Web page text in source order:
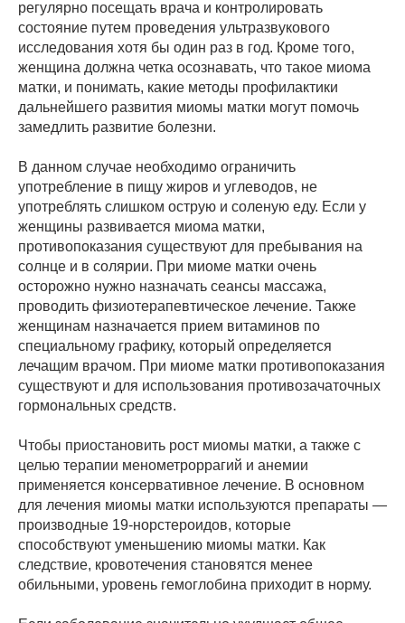
регулярно посещать врача и контролировать
состояние путем проведения ультразвукового
исследования хотя бы один раз в год. Кроме того,
женщина должна четка осознавать, что такое миома
матки, и понимать, какие методы профилактики
дальнейшего развития миомы матки могут помочь
замедлить развитие болезни.
В данном случае необходимо ограничить
употребление в пищу жиров и углеводов, не
употреблять слишком острую и соленую еду. Если у
женщины развивается миома матки,
противопоказания существуют для пребывания на
солнце и в солярии. При миоме матки очень
осторожно нужно назначать сеансы массажа,
проводить физиотерапевтическое лечение. Также
женщинам назначается прием витаминов по
специальному графику, который определяется
лечащим врачом. При миоме матки противопоказания
существуют и для использования противозачаточных
гормональных средств.
Чтобы приостановить рост миомы матки, а также с
целью терапии менометроррагий и анемии
применяется консервативное лечение. В основном
для лечения миомы матки используются препараты —
производные 19-норстероидов, которые
способствуют уменьшению миомы матки. Как
следствие, кровотечения становятся менее
обильными, уровень гемоглобина приходит в норму.